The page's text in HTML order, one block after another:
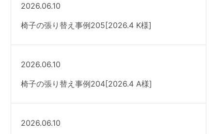
2026.06.10
椅子の張り替え事例205[2026.4 K様]
2026.06.10
椅子の張り替え事例204[2026.4 A様]
2026.06.10